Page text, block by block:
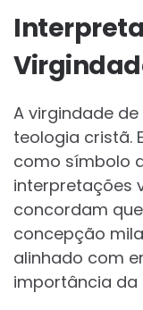
A virgindade
teologia cristã.
como símbolo
interpretações
concordam
concepção
alinhado com
importância da